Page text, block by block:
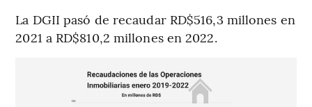
La DGII pasó de recaudar RD$516,3 millones en
2021 a RD$810,2 millones en 2022.